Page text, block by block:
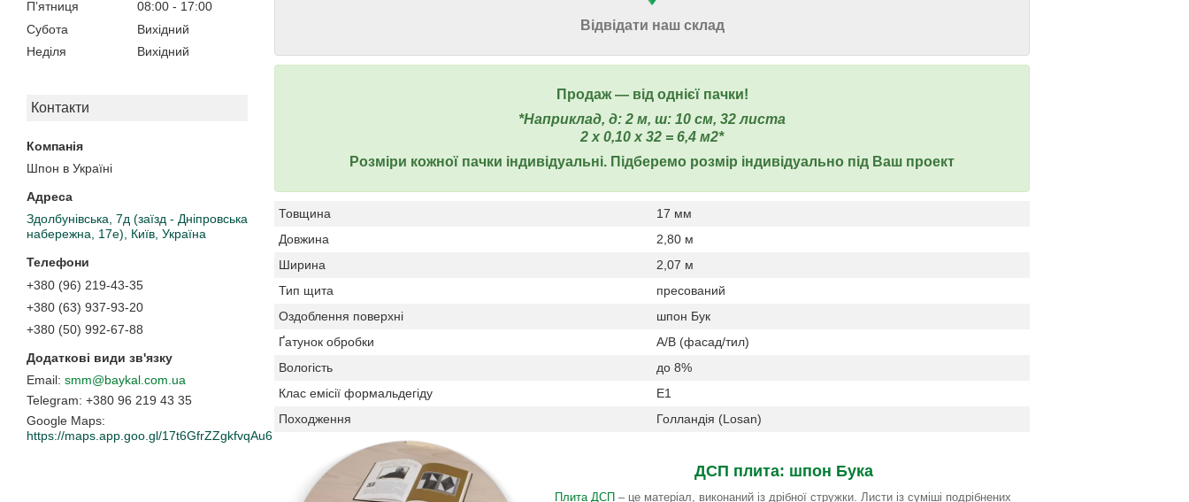
Пʼятниця
08:00
17:00
Субота
Вихідний
Неділя
Вихідний
Контакти
Шпон в Україні
Здолбунівська, 7д (заїзд - Дніпровська
набережна, 17е), Київ, Україна
+380 (96) 219-43-35
+380 (63) 937-93-20
+380 (50) 992-67-88
smm@baykal.com.ua
+380 96 219 43 35
Google Maps
https://maps.app.goo.gl/17t6GfrZZgkfvqAu6
Відвідати наш склад
Продаж ― від однієї пачки!
*Наприклад, д: 2 м, ш: 10 см, 32 листа
2 х 0,10 х 32 = 6,4 м2*
Розміри кожної пачки індивідуальні. Підберемо розмір індивідуально під Ваш проект
Товщина
17 мм
Довжина
2,80 м
Ширина
2,07 м
Тип щита
пресований
Оздоблення поверхні
шпон Бук
Ґатунок обробки
А/В (фасад/тил)
Вологість
до 8%
Клас емісії формальдегіду
Е1
Походження
Голландія (Losan)
ДСП плита: шпон Бука
Плита ДСП – це матеріал, виконаний із дрібної стружки. Листи із суміші подрібнених